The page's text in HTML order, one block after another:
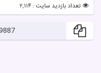
تعداد بازدید سایت : ۲,۱۱۴